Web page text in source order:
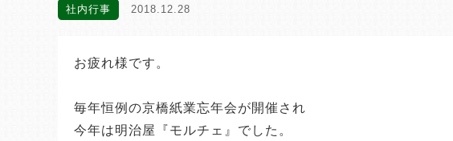
社内行事 2018.12.28
お疲れ様です。
毎年恒例の京橋紙業忘年会が開催され
今年は明治屋『モルチェ』でした。